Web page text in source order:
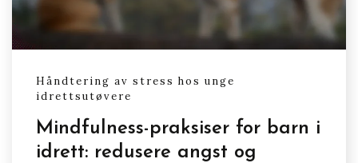
Håndtering av stress hos unge
idrettsutøvere
Mindfulness-praksiser for barn i
idrett: redusere angst og